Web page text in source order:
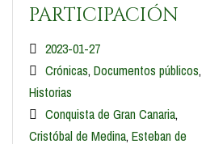
PARTICIPACIÓN
2023-01-27
Crónicas,Documentos públicos,
Historias
Conquista de Gran Canaria,
Cristóbal de Medina,Esteban de